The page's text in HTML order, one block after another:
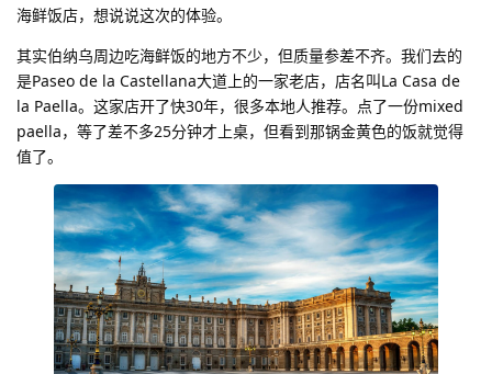
海鲜饭店，想说说这次的体验。
其实伯纳乌周边吃海鲜饭的地方不少，但质量参差不齐。我们去的
是Paseo de la Castellana大道上的一家老店，店名叫La Casa de
la Paella。这家店开了快30年，很多本地人推荐。点了一份mixed
paella，等了差不多25分钟才上桌，但看到那锅金黄色的饭就觉得
值了。